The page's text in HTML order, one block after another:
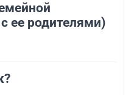
ее родителями)